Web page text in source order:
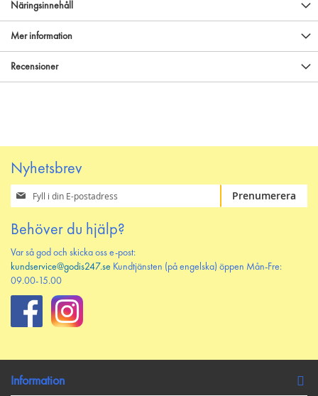
Näringsinnehåll
Mer information
Recensioner
Nyhetsbrev
Prenumerera
på
nyhetsbrev
Prenumerera
Behöver du hjälp?
Var så god och skicka oss e-post:
kundservice@godis247.se Kundtjänsten (på engelska) öppen Mån-Fre:
09.00-15.00
Information